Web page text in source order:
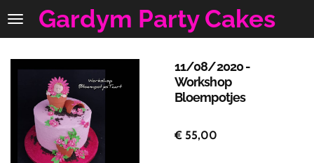
Ga
de
hoofdinhoud
Gardym Party Cakes
11/08/2020 -
Workshop
Bloempotjes
€ 55,00